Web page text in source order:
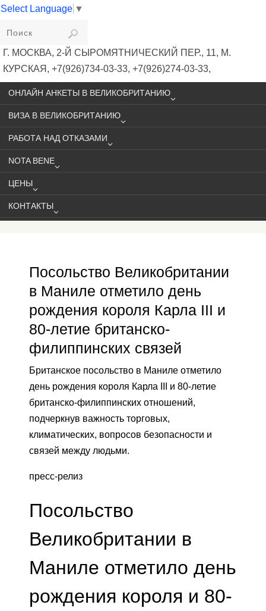
Select Language ▼
VIKIVISA
Г. МОСКВА, 2-Й СЫРОМЯТНИЧЕСКИЙ ПЕР., 11, М.
КУРСКАЯ, +7(926)734-03-33, +7(926)274-03-33,
VISA@VIKIVISA.RU
ОНЛАЙН АНКЕТЫ В ВЕЛИКОБРИТАНИЮ
ВИЗА В ВЕЛИКОБРИТАНИЮ
РАБОТА НАД ОТКАЗАМИ
NOTA BENE
ЦЕНЫ
КОНТАКТЫ
Посольство Великобритании
в Маниле отметило день
рождения короля Карла III и
80-летие британско-
филиппинских связей
Британское посольство в Маниле отметило
день рождения короля Карла III и 80-летие
британско-филиппинских отношений,
подчеркнув важность торговых,
климатических, вопросов безопасности и
связей между людьми.
пресс-релиз
Посольство
Великобритании в
Маниле отметило день
рождения короля и 80-